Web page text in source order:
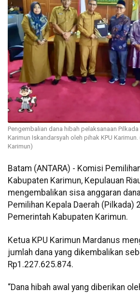
Pengembalian dana hibah pelaksanaan
Karimun Iskandarsyah oleh pihak KPU Karimun.
Karimun)
Batam (ANTARA) - Komisi
Kabupaten Karimun, Kepulauan
mengembalikan sisa anggaran
Pemilihan Kepala Daerah (Pilkada)
Pemerintah Kabupaten Karimun.
Ketua KPU Karimun Mardanus
jumlah dana yang dikembalikan
Rp1.227.625.874.
“Dana hibah awal yang diberikan